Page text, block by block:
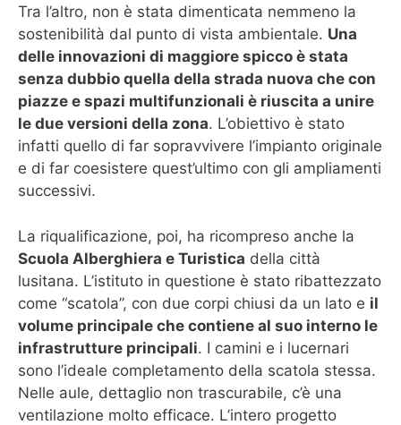
Tra l’altro, non è stata dimenticata nemmeno la
sostenibilità dal punto di vista ambientale. Una
delle innovazioni di maggiore spicco è stata
senza dubbio quella della strada nuova che con
piazze e spazi multifunzionali è riuscita a unire
le due versioni della zona. L’obiettivo è stato
infatti quello di far sopravvivere l’impianto originale
e di far coesistere quest’ultimo con gli ampliamenti
successivi.
La riqualificazione, poi, ha ricompreso anche la
Scuola Alberghiera e Turistica della città
lusitana. L’istituto in questione è stato ribattezzato
come “scatola”, con due corpi chiusi da un lato e il
volume principale che contiene al suo interno le
infrastrutture principali. I camini e i lucernari
sono l’ideale completamento della scatola stessa.
Nelle aule, dettaglio non trascurabile, c’è una
ventilazione molto efficace. L’intero progetto